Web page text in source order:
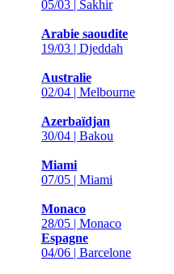
05/03 | Sakhir
Arabie saoudite
19/03 | Djeddah
Australie
02/04 | Melbourne
Azerbaïdjan
30/04 | Bakou
Miami
07/05 | Miami
Monaco
28/05 | Monaco
Espagne
04/06 | Barcelone